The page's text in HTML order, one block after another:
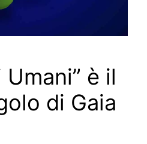
è il
di Gaia